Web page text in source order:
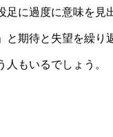
足に過度に意味を見
と期待と失望を繰り
人もいるでしょう。